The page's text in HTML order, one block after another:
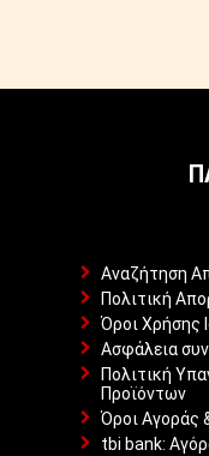
Αναζήτηση
Πολιτική
Όροι Χρήσης
Ασφάλεια
Πολιτική
Προϊόντων
Όροι Αγοράς
tbi bank: